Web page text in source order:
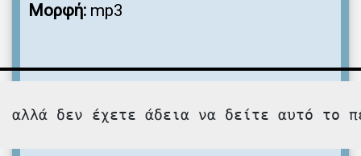
Μορφή: mp3
αλλά δεν έχετε άδεια να δείτε αυτό το